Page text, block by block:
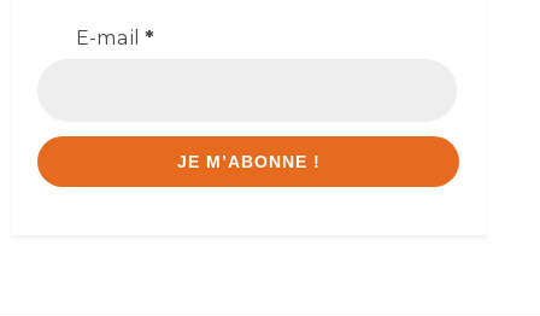
E-mail *